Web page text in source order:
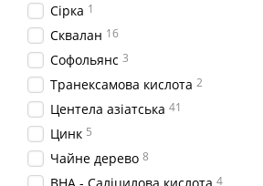
Сірка 1
Сквалан 16
Софольянс 3
Транексамова кислота 2
Центела азіатська 41
Цинк 5
Чайне дерево 8
4